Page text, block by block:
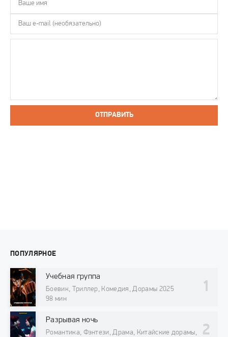
ОТПРАВИТЬ
ПОПУЛЯРНОЕ
Учебная группа
Боевик, Триллер, Комедия, Дорамы 2025
98 мин
Разрывая ночь
Романтика, Фэнтези, Драма, Китайские дорамы,